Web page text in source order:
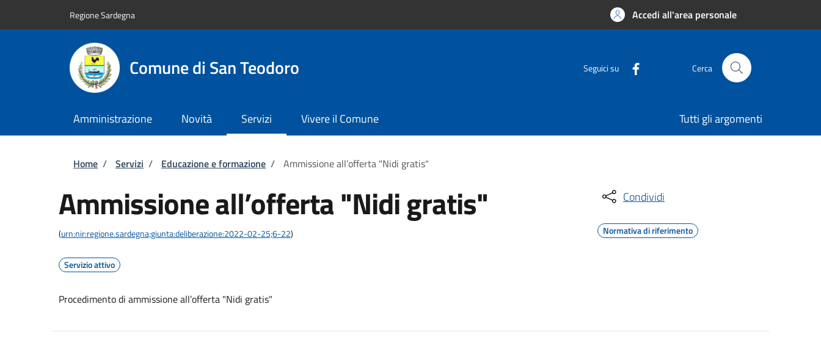
Regione Sardegna Accedi all'area personale
Comune di San Teodoro Seguici su Cerca
Amministrazione Novità Servizi Vivere il Comune Tutti gli argomenti
Briciole di pane
Home / Servizi / Educazione e formazione / Ammissione all’offerta "Nidi gratis"
Ammissione all’offerta "Nidi gratis"
(urn:nir:regione.sardegna;giunta:deliberazione:2022-02-25;6-22)
Servizio attivo
Procedimento di ammissione all’offerta "Nidi gratis"
Condividi
Normativa di riferimento